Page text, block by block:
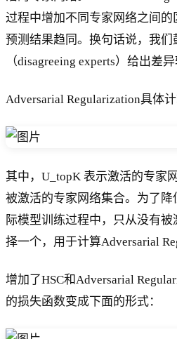
过程中增加不同专家网络之间
预测结果趋同。换句话说，我
（disagreeing experts）给出差
Adversarial Regularization具体计
其中，U_topK 表示激活的专家
被激活的专家网络集合。为了
际模型训练过程中，只从没有
择一个，用于计算Adversarial
增加了HSC和Adversarial
的损失函数变成下面的形式：